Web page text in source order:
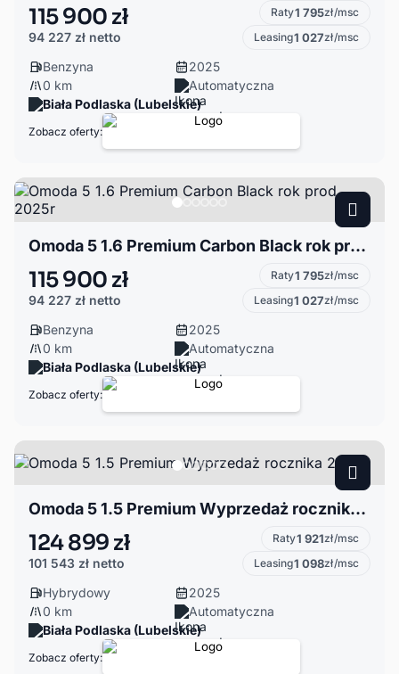
115 900 zł
94 227 zł netto
Raty1 795zł/msc
Leasing1 027zł/msc
Benzyna
2025
0 km
Automatyczna
Biała Podlaska (Lubelskie)
Zobacz oferty:
Omoda 5 1.6 Premium Carbon Black rok prod. 2025r
115 900 zł
94 227 zł netto
Raty1 795zł/msc
Leasing1 027zł/msc
Benzyna
2025
0 km
Automatyczna
Biała Podlaska (Lubelskie)
Zobacz oferty:
Omoda 5 1.5 Premium Wyprzedaż rocznika 2025
124 899 zł
101 543 zł netto
Raty1 921zł/msc
Leasing1 098zł/msc
Hybrydowy
2025
0 km
Automatyczna
Biała Podlaska (Lubelskie)
Zobacz oferty: